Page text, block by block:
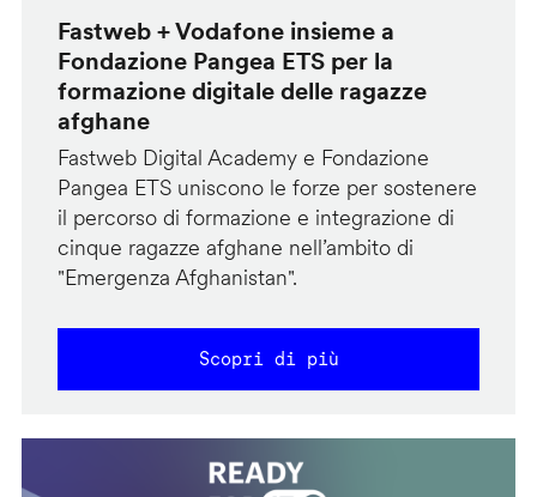
Fastweb + Vodafone insieme a
Fondazione Pangea ETS per la
formazione digitale delle ragazze
afghane
Fastweb Digital Academy e Fondazione
Pangea ETS uniscono le forze per sostenere
il percorso di formazione e integrazione di
cinque ragazze afghane nell’ambito di
"Emergenza Afghanistan".
Scopri di più